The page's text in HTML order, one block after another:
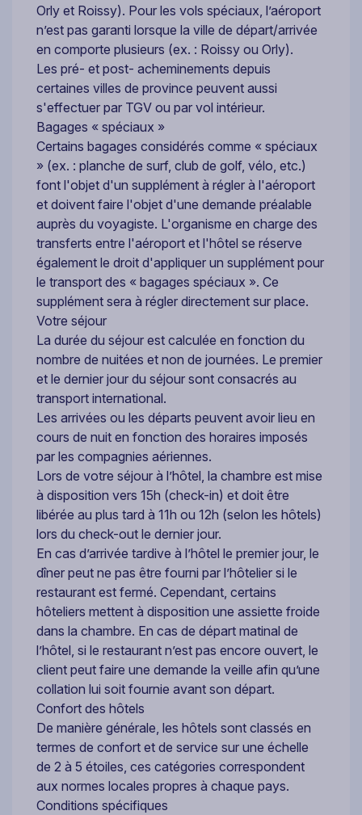
Orly et Roissy). Pour les vols spéciaux, l’aéroport
n’est pas garanti lorsque la ville de départ/arrivée
en comporte plusieurs (ex. : Roissy ou Orly).
Les pré- et post- acheminements depuis
certaines villes de province peuvent aussi
s'effectuer par TGV ou par vol intérieur.
Bagages « spéciaux »
Certains bagages considérés comme « spéciaux
» (ex. : planche de surf, club de golf, vélo, etc.)
font l'objet d'un supplément à régler à l'aéroport
et doivent faire l'objet d'une demande préalable
auprès du voyagiste. L'organisme en charge des
transferts entre l'aéroport et l'hôtel se réserve
également le droit d'appliquer un supplément pour
le transport des « bagages spéciaux ». Ce
supplément sera à régler directement sur place.
Votre séjour
La durée du séjour est calculée en fonction du
nombre de nuitées et non de journées. Le premier
et le dernier jour du séjour sont consacrés au
transport international.
Les arrivées ou les départs peuvent avoir lieu en
cours de nuit en fonction des horaires imposés
par les compagnies aériennes.
Lors de votre séjour à l’hôtel, la chambre est mise
à disposition vers 15h (check-in) et doit être
libérée au plus tard à 11h ou 12h (selon les hôtels)
lors du check-out le dernier jour.
En cas d’arrivée tardive à l’hôtel le premier jour, le
dîner peut ne pas être fourni par l’hôtelier si le
restaurant est fermé. Cependant, certains
hôteliers mettent à disposition une assiette froide
dans la chambre. En cas de départ matinal de
l’hôtel, si le restaurant n’est pas encore ouvert, le
client peut faire une demande la veille afin qu’une
collation lui soit fournie avant son départ.
Confort des hôtels
De manière générale, les hôtels sont classés en
termes de confort et de service sur une échelle
de 2 à 5 étoiles, ces catégories correspondent
aux normes locales propres à chaque pays.
Conditions spécifiques